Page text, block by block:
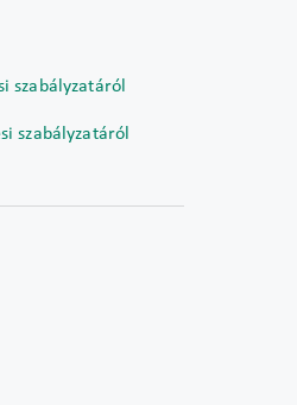
szabályzatáról
szabályzatáról